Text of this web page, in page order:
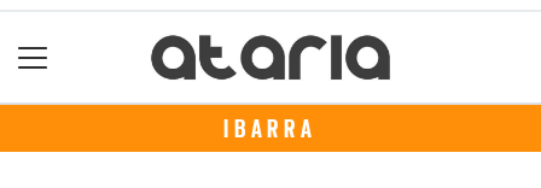
IBARRA